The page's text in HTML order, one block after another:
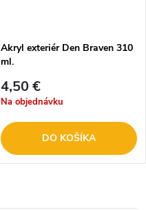
Akryl exteriér Den Braven 310
ml.
4,50 €
Na objednávku
DO KOŠÍKA